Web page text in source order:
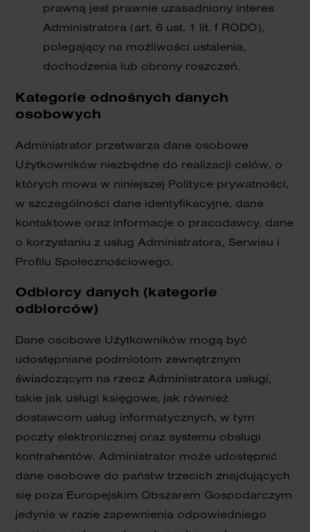
prawną jest prawnie uzasadniony interes
Administratora (art. 6 ust. 1 lit. f RODO),
polegający na możliwości ustalenia,
dochodzenia lub obrony roszczeń.
Kategorie odnośnych danych
osobowych
Administrator przetwarza dane osobowe
Użytkowników niezbędne do realizacji celów, o
których mowa w niniejszej Polityce prywatności,
w szczególności dane identyfikacyjne, dane
kontaktowe oraz informacje o pracodawcy, dane
o korzystaniu z usług Administratora, Serwisu i
Profilu Społecznościowego.
Odbiorcy danych (kategorie
odbiorców)
Dane osobowe Użytkowników mogą być
udostępniane podmiotom zewnętrznym
świadczącym na rzecz Administratora usługi,
takie jak usługi księgowe, jak również
dostawcom usług informatycznych, w tym
poczty elektronicznej oraz systemu obsługi
kontrahentów. Administrator może udostępnić
dane osobowe do państw trzecich znajdujących
się poza Europejskim Obszarem Gospodarczym
jedynie w razie zapewnienia odpowiedniego